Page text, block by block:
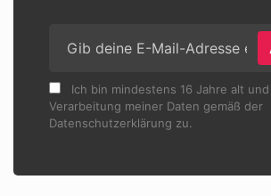
Ich bin mindestens 16 Jahre alt
Verarbeitung meiner Daten gemäß der
Datenschutzerklärung zu.